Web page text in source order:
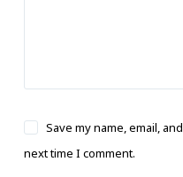
Save my name, email,
next time I comment.